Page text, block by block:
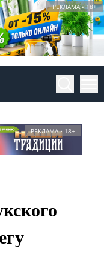
РЕКЛАМА • 18+
РЕКЛАМА • 18+